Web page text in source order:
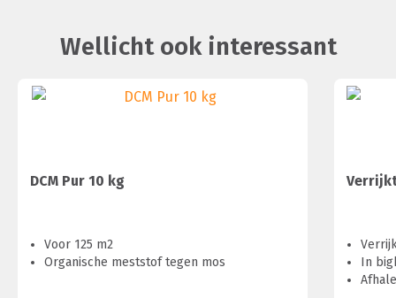
Wellicht ook interessant
DCM Pur 10 kg
Voor 125 m2
Organische meststof tegen mos
In